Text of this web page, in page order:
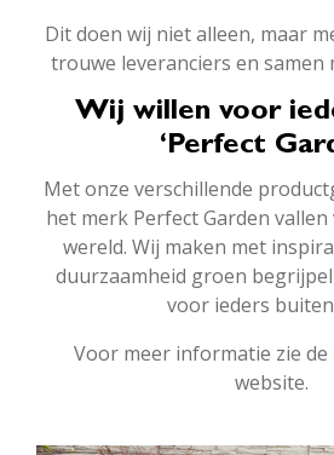
Dit doen wij niet alleen, maar
trouwe leveranciers en samen
Wij willen voor
‘Perfect
Met onze verschillende
het merk Perfect Garden
wereld. Wij maken met
duurzaamheid groen
voor ieders
Voor meer informatie zie de
website.